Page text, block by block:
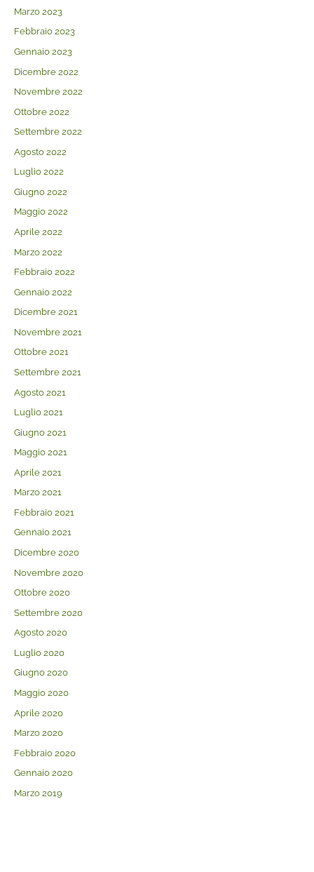
Marzo 2023
Febbraio 2023
Gennaio 2023
Dicembre 2022
Novembre 2022
Ottobre 2022
Settembre 2022
Agosto 2022
Luglio 2022
Giugno 2022
Maggio 2022
Aprile 2022
Marzo 2022
Febbraio 2022
Gennaio 2022
Dicembre 2021
Novembre 2021
Ottobre 2021
Settembre 2021
Agosto 2021
Luglio 2021
Giugno 2021
Maggio 2021
Aprile 2021
Marzo 2021
Febbraio 2021
Gennaio 2021
Dicembre 2020
Novembre 2020
Ottobre 2020
Settembre 2020
Agosto 2020
Luglio 2020
Giugno 2020
Maggio 2020
Aprile 2020
Marzo 2020
Febbraio 2020
Gennaio 2020
Marzo 2019